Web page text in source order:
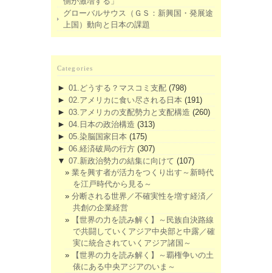
グローバルサウス（ＧＳ：新興国・発展途
上国）動向と日本の課題
Categories
► 01.どうする？マスコミ支配 (798)
► 02.アメリカに食い尽される日本 (191)
► 03.アメリカの支配勢力と支配構造 (260)
► 04.日本の政治構造 (313)
► 05.染脳国家日本 (175)
► 06.経済破局の行方 (307)
▼ 07.新政治勢力の結集に向けて (107)
業を興す者が活力をつくり出す～新時代
を江戸時代から見る～
分断される世界／不確実性を増す経済／
共創の企業経営
【世界の力を読み解く】～民族自決路線
で共闘していくアジア中央部と中露／確
実に統合されていくアジア諸国～
【世界の力を読み解く】～覇権争いの土
俵にある中央アジアのいま～